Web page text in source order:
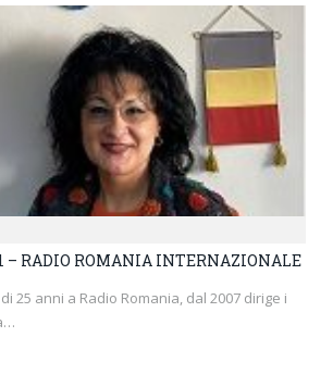
RADIO ROMANIA INTERNAZIONALE
25 anni a Radio Romania, dal 2007 dirige i